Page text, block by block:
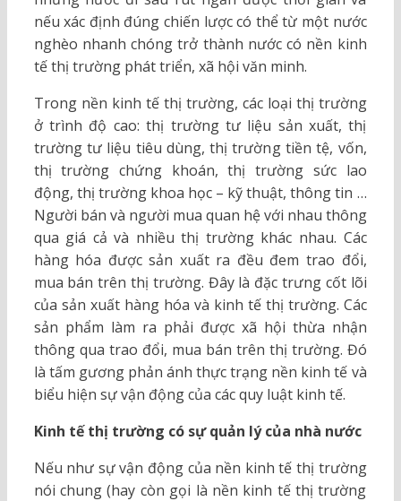
nếu xác định đúng chiến lược có thể từ một nước
nghèo nhanh chóng trở thành nước có nền kinh
tế thị trường phát triển, xã hội văn minh.
Trong nền kinh tế thị trường, các loại thị trường
ở trình độ cao: thị trường tư liệu sản xuất, thị
trường tư liệu tiêu dùng, thị trường tiền tệ, vốn,
thị trường chứng khoán, thị trường sức lao
động, thị trường khoa học – kỹ thuật, thông tin …
Người bán và người mua quan hệ với nhau thông
qua giá cả và nhiều thị trường khác nhau. Các
hàng hóa được sản xuất ra đều đem trao đổi,
mua bán trên thị trường. Đây là đặc trưng cốt lõi
của sản xuất hàng hóa và kinh tế thị trường. Các
sản phẩm làm ra phải được xã hội thừa nhận
thông qua trao đổi, mua bán trên thị trường. Đó
là tấm gương phản ánh thực trạng nền kinh tế và
biểu hiện sự vận động của các quy luật kinh tế.
Kinh tế thị trường có sự quản lý của nhà nước
Nếu như sự vận động của nền kinh tế thị trường
nói chung (hay còn gọi là nền kinh tế thị trường